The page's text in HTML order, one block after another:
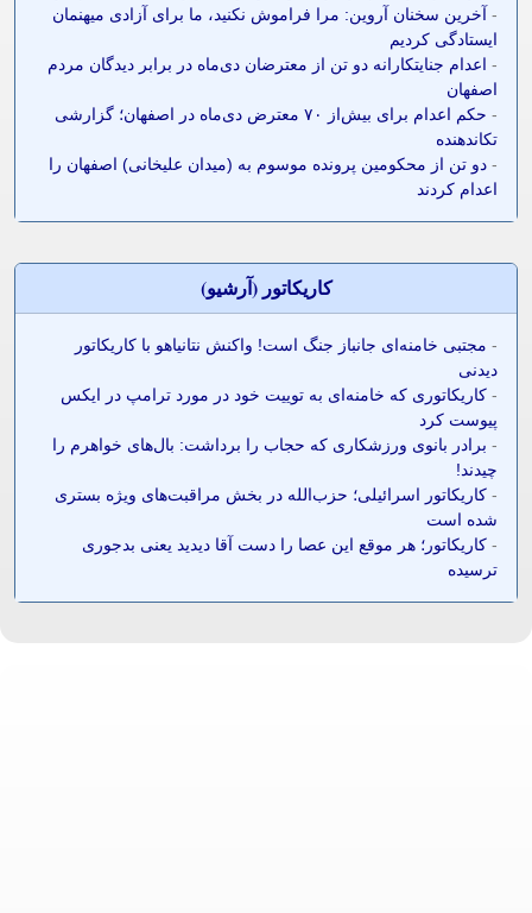
- آخرین سخنان آروین: مرا فراموش نکنید، ما برای آزادی میهنمان
ایستادگی کردیم
- اعدام جنایتکارانه دو تن از معترضان دی‌ماه در برابر دیدگان مردم
اصفهان
-
حکم اعدام برای بیش‌از ۷۰ معترض دی‌ماه در اصفهان؛ گزارشی
تکاندهنده
- دو تن از محکومین پرونده موسوم به (میدان علیخانی) اصفهان را
اعدام کردند
کاريکاتور (آرشيو)
- مجتبی خامنه‌ای جانباز جنگ است! واکنش نتانیاهو با کاریکاتور
دیدنی
- کاریکاتوری که خامنه‌ای به توییت خود در مورد ترامپ در ایکس
پیوست کرد
- برادر بانوی ورزشکاری که حجاب را برداشت: بال‌های خواهرم را
چیدند!
- کاریکاتور اسرائیلی؛ حزب‌الله در بخش مراقبت‌های ویژه بستری
شده است
- کاریکاتور؛ هر موقع این عصا را دست آقا دیدید یعنی بدجوری
ترسیده